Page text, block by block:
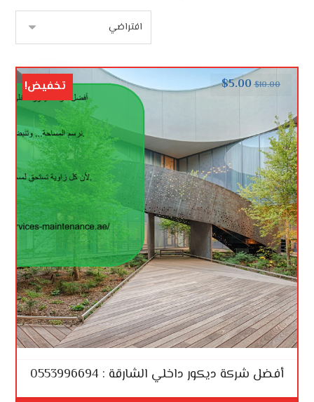
أفضل شركة ديكور داخلي الشارقة : 0553996694
$10.00
$5.00 تخفيض!